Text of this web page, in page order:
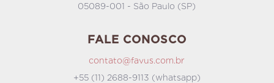
05089-001 - São Paulo (SP)
FALE CONOSCO
contato@favus.com.br
+55 (11) 2688-9113 (whatsapp)